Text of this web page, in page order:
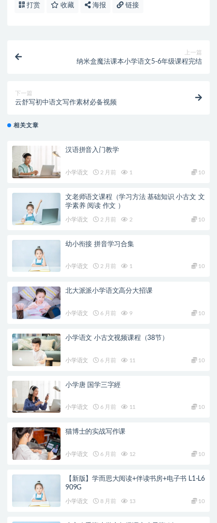
打赏 收藏 海报 链接
上一篇
纳米盒魔法课本小学语文5-6年级课程完结
下一篇
云舒写初中语文写作素材必备视频
相关文章
汉语拼音入门教学
小学语文 2 月前 1 10
文老师语文课程（学习方法 基础知识 小古文 文
学素养 阅读 作文 ）
小学语文 2 月前 2 10
幼小衔接 拼音学习合集
小学语文 2 月前 1 10
北大派派小学语文高分大招课
小学语文 6 月前 9 10
小学语文 小古文视频课程（38节）
小学语文 6 月前 11 10
小学唐 国学三字經
小学语文 6 月前 11 10
猫博士的实战写作课
小学语文 6 月前 12 10
【新版】学而思大阅读+伴读书房+电子书 L1-L6
909G
小学语文 8 月前 13 10